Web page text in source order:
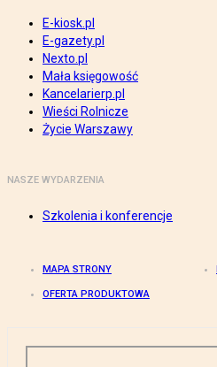
E-kiosk.pl
E-gazety.pl
Nexto.pl
Mała księgowość
Kancelarierp.pl
Wieści Rolnicze
Życie Warszawy
NASZE WYDARZENIA
Szkolenia i konferencje
MAPA STRONY
OFERTA PRODUKTOWA